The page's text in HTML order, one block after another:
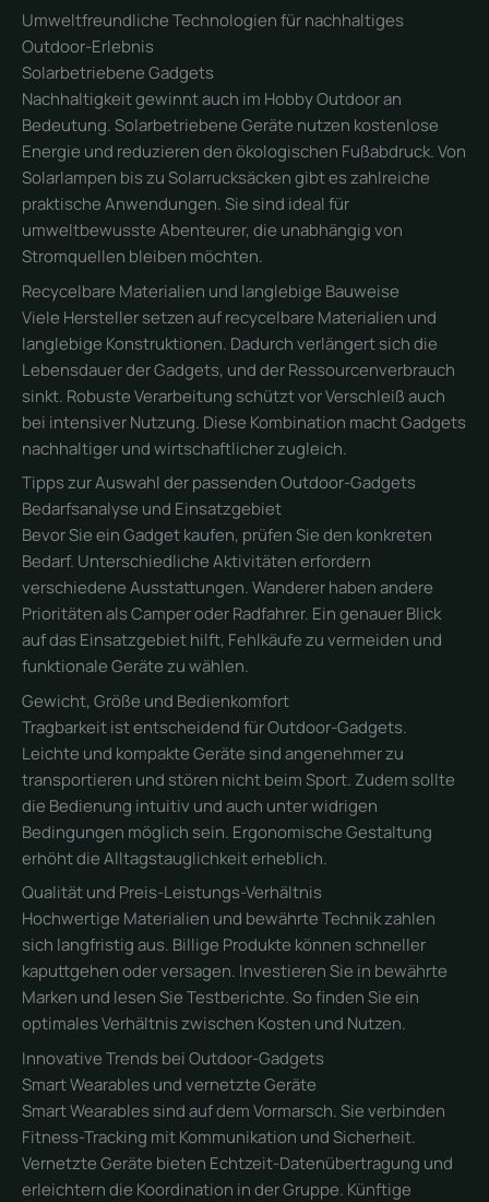
Umweltfreundliche Technologien für nachhaltiges
Outdoor-Erlebnis
Solarbetriebene Gadgets
Nachhaltigkeit gewinnt auch im Hobby Outdoor an
Bedeutung. Solarbetriebene Geräte nutzen kostenlose
Energie und reduzieren den ökologischen Fußabdruck. Von
Solarlampen bis zu Solarrucksäcken gibt es zahlreiche
praktische Anwendungen. Sie sind ideal für
umweltbewusste Abenteurer, die unabhängig von
Stromquellen bleiben möchten.
Recycelbare Materialien und langlebige Bauweise
Viele Hersteller setzen auf recycelbare Materialien und
langlebige Konstruktionen. Dadurch verlängert sich die
Lebensdauer der Gadgets, und der Ressourcenverbrauch
sinkt. Robuste Verarbeitung schützt vor Verschleiß auch
bei intensiver Nutzung. Diese Kombination macht Gadgets
nachhaltiger und wirtschaftlicher zugleich.
Tipps zur Auswahl der passenden Outdoor-Gadgets
Bedarfsanalyse und Einsatzgebiet
Bevor Sie ein Gadget kaufen, prüfen Sie den konkreten
Bedarf. Unterschiedliche Aktivitäten erfordern
verschiedene Ausstattungen. Wanderer haben andere
Prioritäten als Camper oder Radfahrer. Ein genauer Blick
auf das Einsatzgebiet hilft, Fehlkäufe zu vermeiden und
funktionale Geräte zu wählen.
Gewicht, Größe und Bedienkomfort
Tragbarkeit ist entscheidend für Outdoor-Gadgets.
Leichte und kompakte Geräte sind angenehmer zu
transportieren und stören nicht beim Sport. Zudem sollte
die Bedienung intuitiv und auch unter widrigen
Bedingungen möglich sein. Ergonomische Gestaltung
erhöht die Alltagstauglichkeit erheblich.
Qualität und Preis-Leistungs-Verhältnis
Hochwertige Materialien und bewährte Technik zahlen
sich langfristig aus. Billige Produkte können schneller
kaputtgehen oder versagen. Investieren Sie in bewährte
Marken und lesen Sie Testberichte. So finden Sie ein
optimales Verhältnis zwischen Kosten und Nutzen.
Innovative Trends bei Outdoor-Gadgets
Smart Wearables und vernetzte Geräte
Smart Wearables sind auf dem Vormarsch. Sie verbinden
Fitness-Tracking mit Kommunikation und Sicherheit.
Vernetzte Geräte bieten Echtzeit-Datenübertragung und
erleichtern die Koordination in der Gruppe. Künftige